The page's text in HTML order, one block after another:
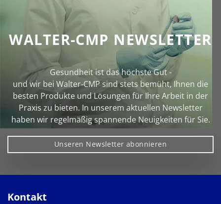
WALTER-CMP NEWSLETTER
Gesundheit ist das höchste Gut -
und wir bei Walter‑CMP sind stets bemüht, Ihnen die
besten Produkte und Lösungen für Ihre Arbeit in der
Praxis zu bieten. In unserem aktuellen Newsletter
haben wir regelmäßig spannende Neuigkeiten für Sie.
Unseren Newsletter abonnieren
Kontakt